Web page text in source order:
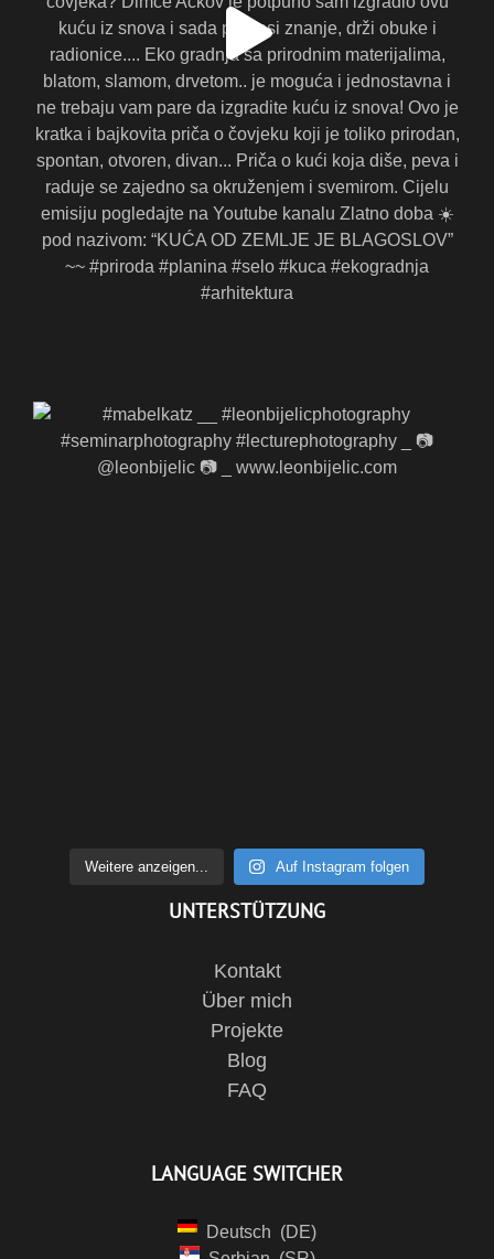
Weitere anzeigen... Auf Instagram folgen
UNTERSTÜTZUNG
Kontakt
Über mich
Projekte
Blog
FAQ
LANGUAGE SWITCHER
Deutsch
DE